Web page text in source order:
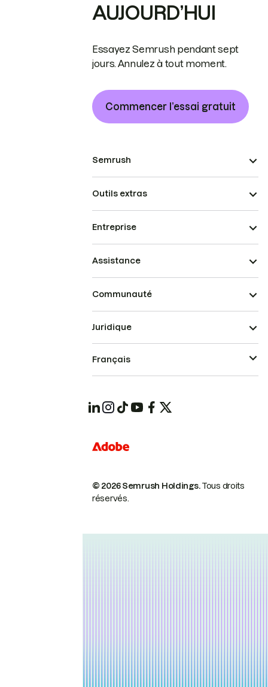
AUJOURD’HUI
Essayez Semrush pendant sept
jours. Annulez à tout moment.
Commencer l’essai gratuit
Semrush
Outils extras
Entreprise
Assistance
Communauté
© 2026 Semrush Holdings.Tous droits
réservés.
Juridique
Français